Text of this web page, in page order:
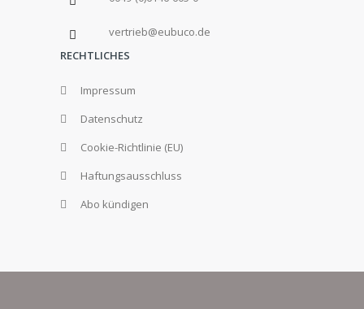
vertrieb@eubuco.de
RECHTLICHES
Impressum
Datenschutz
Cookie-Richtlinie (EU)
Haftungsausschluss
Abo kündigen